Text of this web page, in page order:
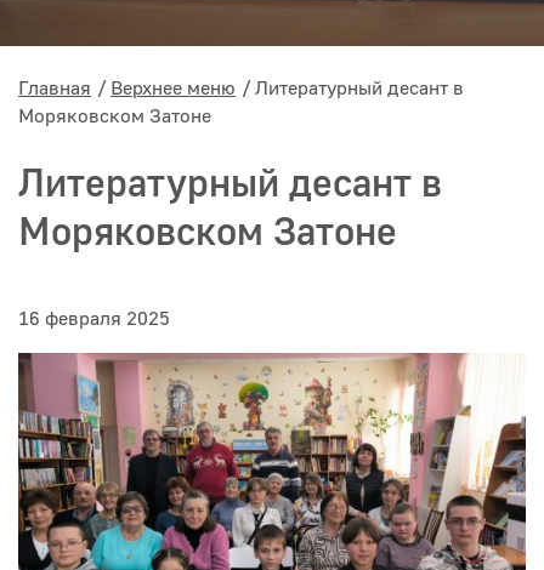
Главная Верхнее меню
Литературный десант в
Моряковском Затоне
Литературный десант в
Моряковском Затоне
16 февраля 2025